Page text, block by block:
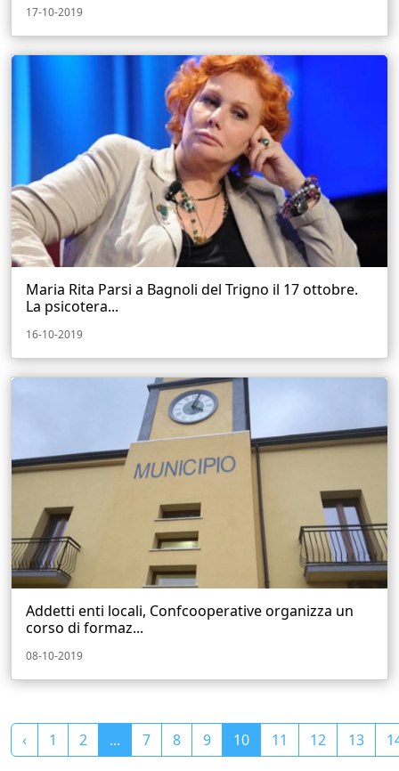
17-10-2019
Maria Rita Parsi a Bagnoli del Trigno il 17 ottobre.
La psicotera...
16-10-2019
Addetti enti locali, Confcooperative organizza un
corso di formaz...
08-10-2019
‹ 1 2 ... 7 8 9 10 11 12 13